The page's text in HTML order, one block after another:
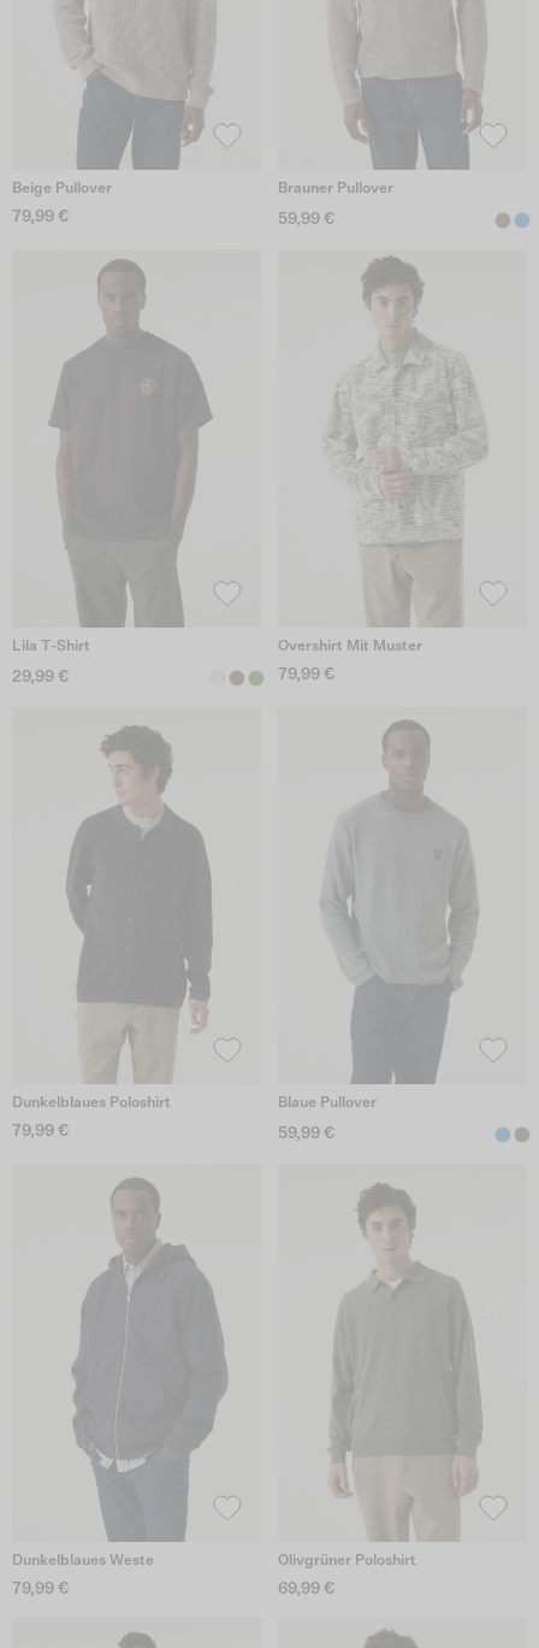
Beige Pullover
79,99 €
Brauner Pullover
59,99 €
Lila T-Shirt
29,99 €
Overshirt Mit Muster
79,99 €
Dunkelblaues Poloshirt
79,99 €
Blaue Pullover
59,99 €
Dunkelblaues Weste
79,99 €
Olivgrüner Poloshirt
69,99 €